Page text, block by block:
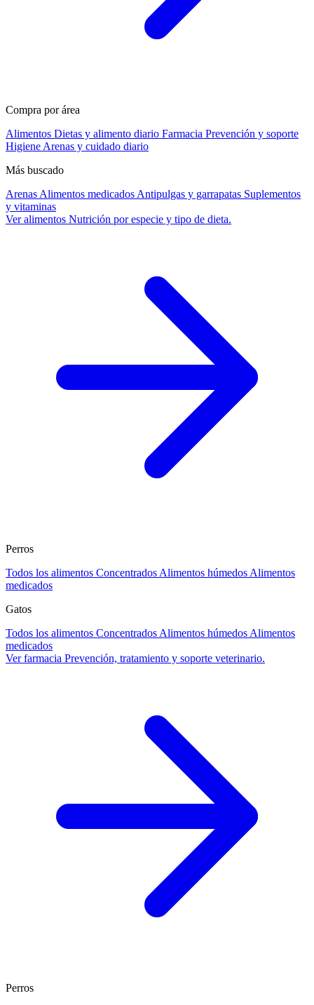
Compra por área
Alimentos Dietas y alimento diario Farmacia Prevención y soporte
Higiene Arenas y cuidado diario
Más buscado
Arenas Alimentos medicados Antipulgas y garrapatas Suplementos
y vitaminas
Ver alimentos Nutrición por especie y tipo de dieta.
Perros
Todos los alimentos Concentrados Alimentos húmedos Alimentos
medicados
Gatos
Todos los alimentos Concentrados Alimentos húmedos Alimentos
medicados
Ver farmacia Prevención, tratamiento y soporte veterinario.
Perros